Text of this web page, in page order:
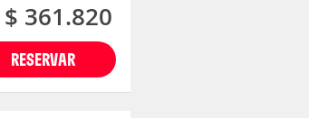
RESERVAR
$ 361.820